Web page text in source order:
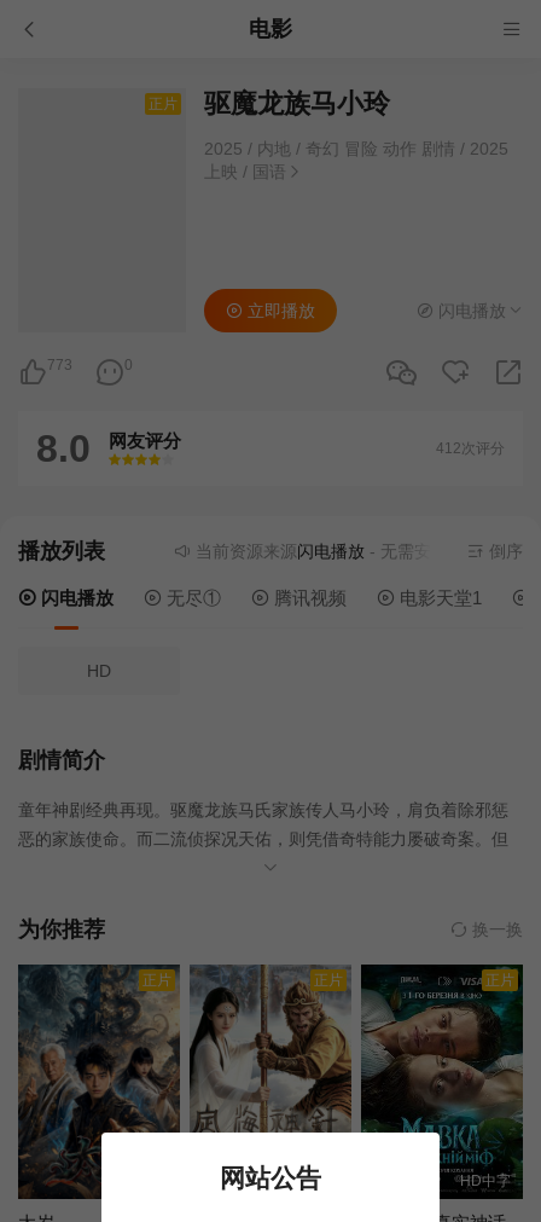
电影
正片 驱魔龙族马小玲
2025 / 内地 / 奇幻 冒险 动作 剧情 / 2025
上映 / 国语
773 0
立即播放 闪电播放
8.0 网友评分
很差
较差还行推荐力荐
412次评分
播放列表 当前资源来源闪电播放- 无需安装任何插件倒序
闪电播放 无尽① 腾讯视频 电影天堂1
HD
剧情简介
童年神剧经典再现。驱魔龙族马氏家族传人马小玲，肩负着除邪惩
恶的家族使命。而二流侦探况天佑，则凭借奇特能力屡破奇案。但
实际上他一直在掩饰着不死不灭疯狂噬血的“血族”身份，本来相安无
遇，出生入死的瞬间，百年恩怨所结下的宿命之锁，似乎已悄然解
为你推荐 换一换
正片 正片
更新HD
正片
HD中字
网站公告